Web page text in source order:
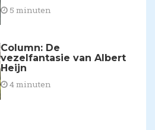
5 minuten
Column: De
vezelfantasie van Albert
Heijn
4 minuten